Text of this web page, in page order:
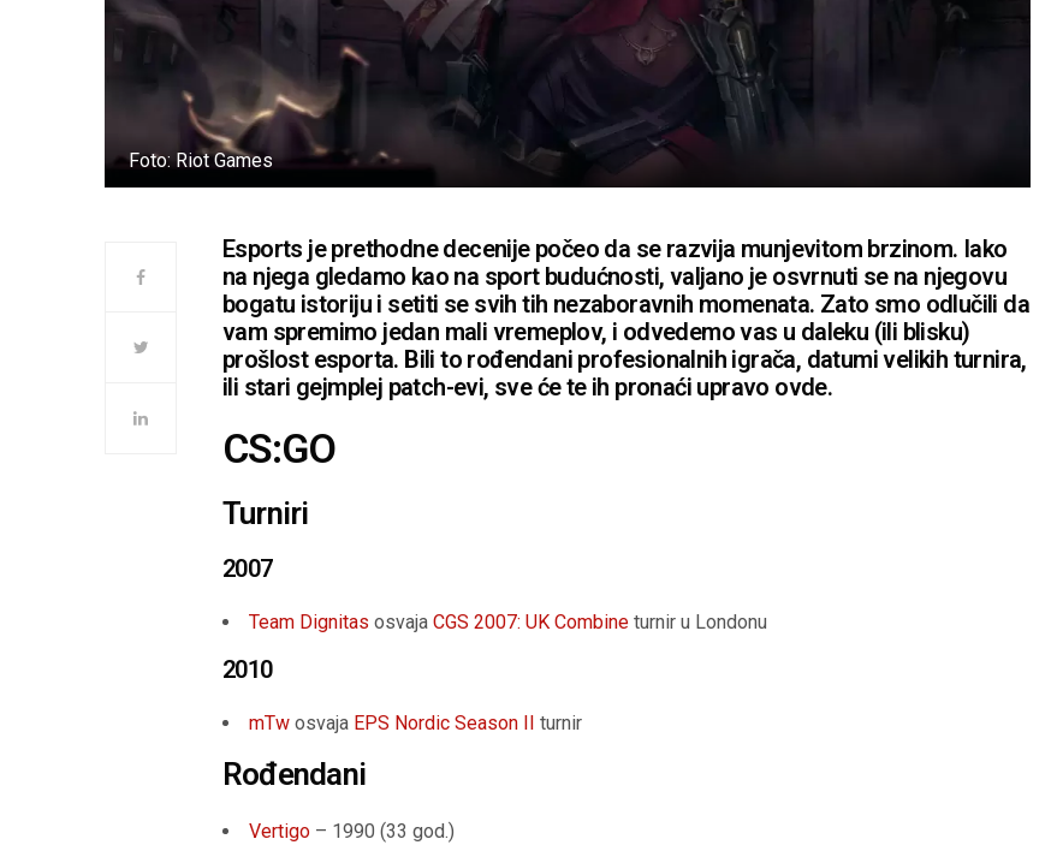
Foto: Riot Games
Esports je prethodne decenije počeo da se razvija munjevitom brzinom. Iako
na njega gledamo kao na sport budućnosti, valjano je osvrnuti se na njegovu
bogatu istoriju i setiti se svih tih nezaboravnih momenata. Zato smo odlučili da
vam spremimo jedan mali vremeplov, i odvedemo vas u daleku (ili blisku)
prošlost esporta. Bili to rođendani profesionalnih igrača, datumi velikih turnira,
ili stari gejmplej patch-evi, sve će te ih pronaći upravo ovde.
CS:GO
Turniri
2007
Team Dignitas osvaja CGS 2007: UK Combine turnir u Londonu
2010
mTw osvaja EPS Nordic Season II turnir
Rođendani
Vertigo – 1990 (33 god.)